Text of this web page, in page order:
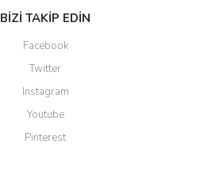
BİZİ TAKİP EDİN
Facebook
Twitter
Instagram
Youtube
Pinterest